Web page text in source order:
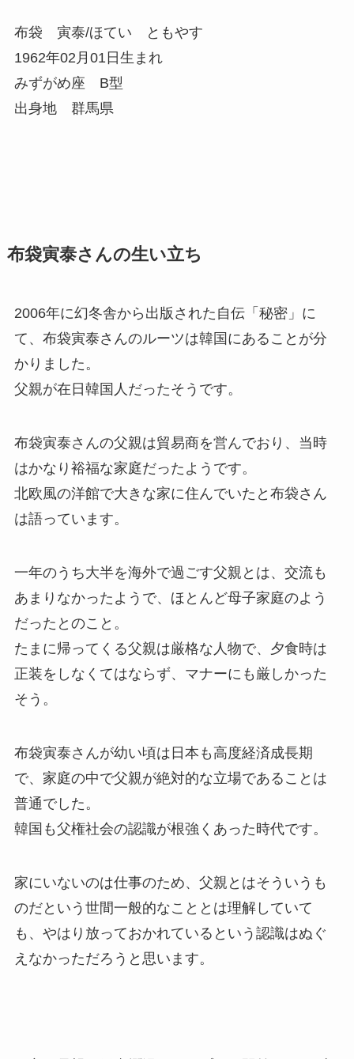
布袋 寅泰/ほてい ともやす
1962年02月01日生まれ
みずがめ座 B型
出身地 群馬県
布袋寅泰さんの生い立ち
2006年に幻冬舎から出版された自伝「秘密」に
て、布袋寅泰さんのルーツは韓国にあることが分
かりました。
父親が在日韓国人だったそうです。
布袋寅泰さんの父親は貿易商を営んでおり、当時
はかなり裕福な家庭だったようです。
北欧風の洋館で大きな家に住んでいたと布袋さん
は語っています。
一年のうち大半を海外で過ごす父親とは、交流も
あまりなかったようで、ほとんど母子家庭のよう
だったとのこと。
たまに帰ってくる父親は厳格な人物で、夕食時は
正装をしなくてはならず、マナーにも厳しかった
そう。
布袋寅泰さんが幼い頃は日本も高度経済成長期
で、家庭の中で父親が絶対的な立場であることは
普通でした。
韓国も父権社会の認識が根強くあった時代です。
家にいないのは仕事のため、父親とはそういうも
のだという世間一般的なこととは理解していて
も、やはり放っておかれているという認識はぬぐ
えなかっただろうと思います。